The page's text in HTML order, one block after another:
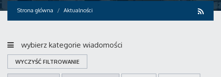
Strona główna Aktualności
wybierz kategorie wiadomości
WYCZYŚĆ FILTROWANIE